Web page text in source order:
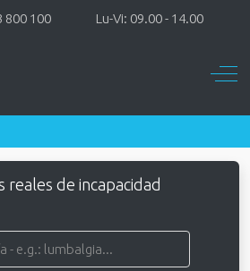
800 100 Lu-Vi: 09.00 - 14.00
Off-
reales de incapacidad